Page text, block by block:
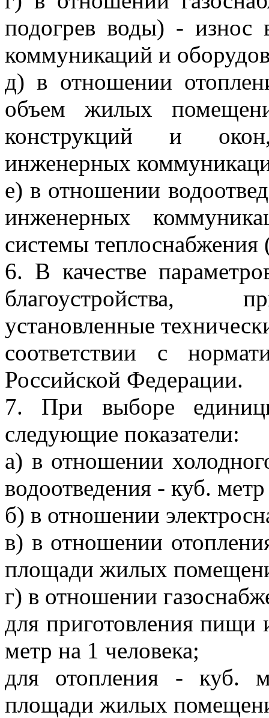
подогрев воды) - износ
коммуникаций и
д) в отношении
объем жилых
конструкций и
инженерных
е) в отношении
инженерных
системы теплоснабжения
6. В качестве
благоустройства,
установленные
соответствии с
Российской Федерации.
7. При выборе
следующие показатели:
а) в отношении
водоотведения - куб.
б) в отношении
в) в отношении
площади жилых
г) в отношении
для приготовления пищи
метр на 1 человека;
для отопления - куб.
площади жилых